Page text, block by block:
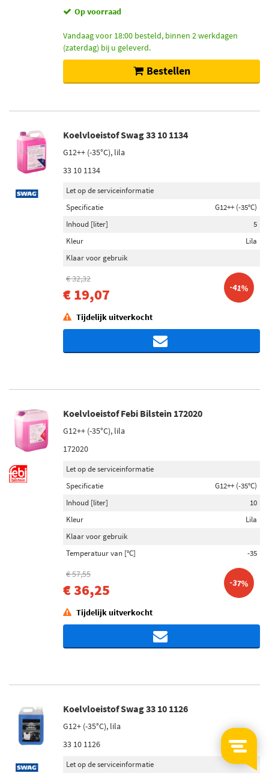
Op voorraad
Vandaag voor 18:00 besteld, binnen 2 werkdagen
(zaterdag) bij u geleverd.
Bestellen
Koelvloeistof Swag 33 10 1134
G12++ (-35°C), lila
33 10 1134
Let op de serviceinformatie
Specificatie
G12++ (-35°C)
Inhoud [liter]
5
Kleur
Lila
Klaar voor gebruik
€ 32,32
€ 19,07 -41%
Tijdelijk uitverkocht
Koelvloeistof Febi Bilstein 172020
G12++ (-35°C), lila
172020
Let op de serviceinformatie
Specificatie
G12++ (-35°C)
Inhoud [liter]
10
Kleur
Lila
Klaar voor gebruik
Temperatuur van [°C]
-35
€ 57,55
€ 36,25 -37%
Tijdelijk uitverkocht
Koelvloeistof Swag 33 10 1126
G12+ (-35°C), lila
33 10 1126
Let op de serviceinformatie